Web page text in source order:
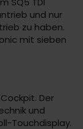
und nur
zu haben.
mit sieben
Der
und
Touchdisplay.